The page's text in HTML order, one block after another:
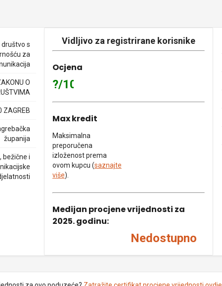
s
za
O
ZAGREB
županija
bežične i
Vidljivo za registrirane korisnike
Ocjena
?/10
Max kredit
Maksimalna
preporučena
izloženost prema
ovom kupcu (saznajte
više).
Medijan procjene vrijednosti za
2025. godinu:
Nedostupno